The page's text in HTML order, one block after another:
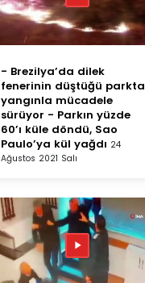
- Brezilya’da dilek
fenerinin düştüğü parkta
yangınla mücadele
sürüyor - Parkın yüzde
60’ı küle döndü, Sao
Paulo’ya kül yağdı 24
Ağustos 2021 Salı